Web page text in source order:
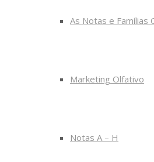
As Notas e Famílias
Marketing Olfativo
Notas A – H